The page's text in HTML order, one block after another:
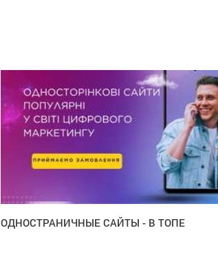
ОДНОСТРАНИЧНЫЕ САЙТЫ - В ТОПЕ